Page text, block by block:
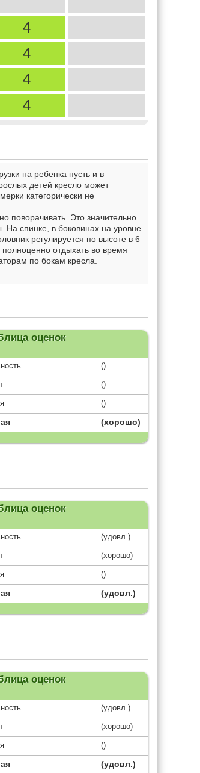
4
4
4
4
на ребенка пусть и в
детей кресло может
категорически не
поворачивать. Это значительно
На спинке, в боковинах на уровне
регулируется по высоте в 6
полноценно отдыхать во время
по бокам кресла.
оценок
()
()
()
(хорошо)
оценок
(удовл.)
(хорошо)
()
(удовл.)
оценок
(удовл.)
(хорошо)
()
(удовл.)